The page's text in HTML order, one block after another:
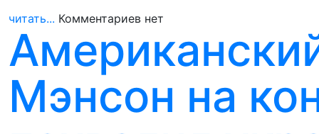
читать... Комментариев нет
Мэнсон на